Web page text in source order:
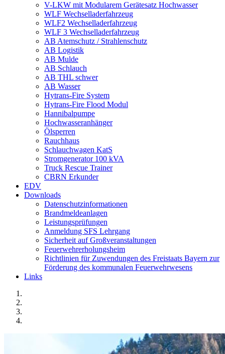
V-LKW mit Modularem Gerätesatz Hochwasser
WLF Wechselladerfahrzeug
WLF2 Wechselladerfahrzeug
WLF 3 Wechselladerfahrzeug
AB Atemschutz / Strahlenschutz
AB Logistik
AB Mulde
AB Schlauch
AB THL schwer
AB Wasser
Hytrans-Fire System
Hytrans-Fire Flood Modul
Hannibalpumpe
Hochwasseranhänger
Ölsperren
Rauchhaus
Schlauchwagen KatS
Stromgenerator 100 kVA
Truck Rescue Trainer
CBRN Erkunder
EDV
Downloads
Datenschutzinformationen
Brandmeldeanlagen
Leistungsprüfungen
Anmeldung SFS Lehrgang
Sicherheit auf Großveranstaltungen
Feuerwehrerholungsheim
Richtlinien für Zuwendungen des Freistaats Bayern zur
Förderung des kommunalen Feuerwehrwesens
Links